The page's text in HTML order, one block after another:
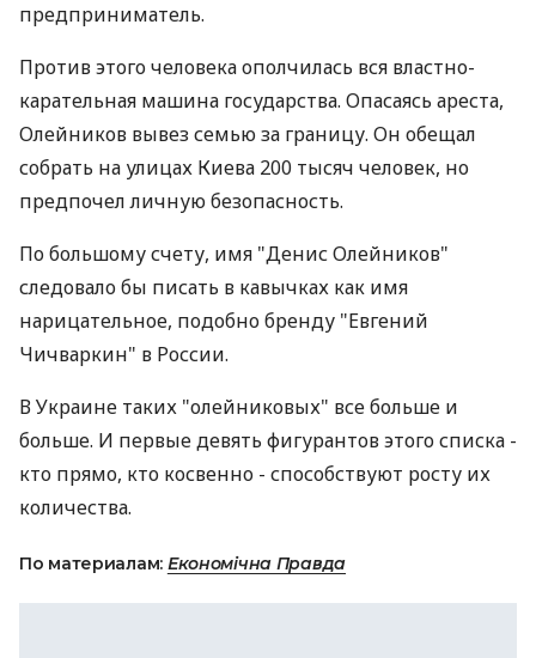
предприниматель.
Против этого человека ополчилась вся властно-
карательная машина государства. Опасаясь ареста,
Олейников вывез семью за границу. Он обещал
собрать на улицах Киева 200 тысяч человек, но
предпочел личную безопасность.
По большому счету, имя "Денис Олейников"
следовало бы писать в кавычках как имя
нарицательное, подобно бренду "Евгений
Чичваркин" в России.
В Украине таких "олейниковых" все больше и
больше. И первые девять фигурантов этого списка -
кто прямо, кто косвенно - способствуют росту их
количества.
По материалам: Економічна Правда